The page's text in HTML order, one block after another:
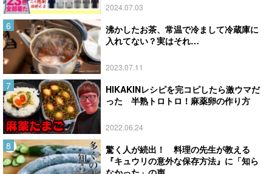
2024.07.03
沸かしたお茶、常温で冷まして冷蔵庫に
入れてない？実はそれ…
2023.07.11
HIKAKINレシピを完コピしたら激ウマだ
った 半熟トロトロ！麻薬卵の作り方
2022.06.24
驚く人が続出！ 料理の先生が教える
『キュウリの意外な保存方法』に「知ら